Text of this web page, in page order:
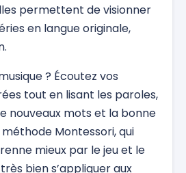
permettent de visionner
en langue originale,
? Écoutez vos
tout en lisant les paroles,
nouveaux mots et la bonne
Montessori, qui
mieux par le jeu et le
bien s’appliquer aux